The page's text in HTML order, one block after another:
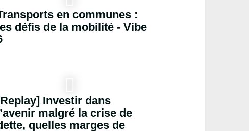
en communes :
défis de la mobilité - Vibe
Investir dans
malgré la crise de
quelles marges de